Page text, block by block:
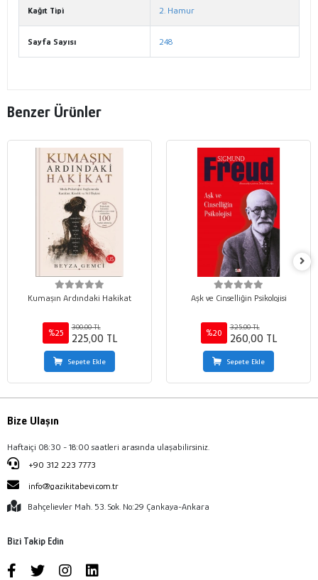
Kağıt Tipi 2. Hamur
Sayfa Sayısı 248
Benzer Ürünler
Kumaşın Ardındaki Hakikat
%25
300,00 TL
225,00 TL
Sepete Ekle
Aşk ve Cinselliğin Psikolojisi
%20
325,00 TL
260,00 TL
Sepete Ekle
Bize Ulaşın
Haftaiçi 08:30 - 18:00 saatleri arasında ulaşabilirsiniz.
+90 312 223 7773
info@gazikitabevi.com.tr
Bahçelievler Mah. 53. Sok. No:29 Çankaya-Ankara
Bizi Takip Edin